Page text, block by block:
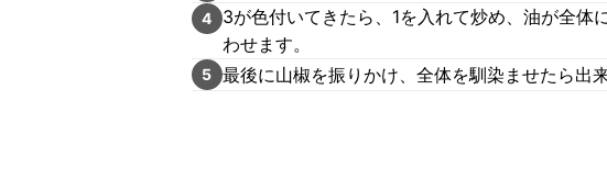
4
3が色付いてきたら、1を入れて炒め、油が全
わせます。
5 最後に山椒を振りかけ、全体を馴染ませたら出